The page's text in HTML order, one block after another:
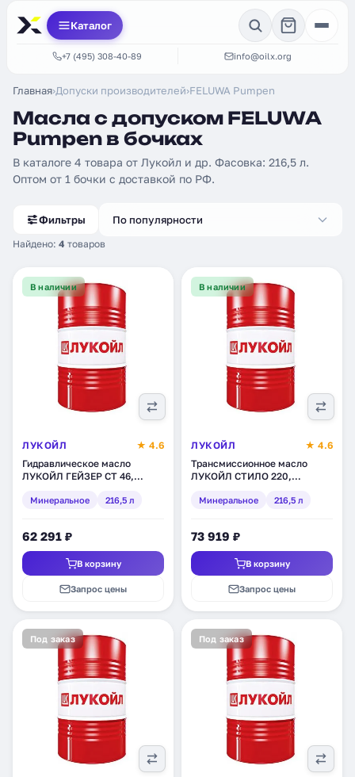
Каталог
+7 (495) 308-40-89 info@oilx.org
Главная›Допуски производителей›FELUWA Pumpen
Масла с допуском FELUWA
Pumpen в бочках
В каталоге 4 товара от Лукойл и др. Фасовка: 216,5 л.
Оптом от 1 бочки с доставкой по РФ.
Фильтры
Найдено: 4 товаров
По популярности
В наличии
ЛУКОЙЛ
★ 4.6
Гидравлическое масло
ЛУКОЙЛ ГЕЙЗЕР СТ 46,
(203951)
Минеральное 216,5 л
62 291 ₽
В корзину
Запрос цены
В наличии
ЛУКОЙЛ
★ 4.6
Трансмиссионное масло
ЛУКОЙЛ СТИЛО 220,
(132622)
Минеральное 216,5 л
73 919 ₽
В корзину
Запрос цены
Под заказ Под заказ